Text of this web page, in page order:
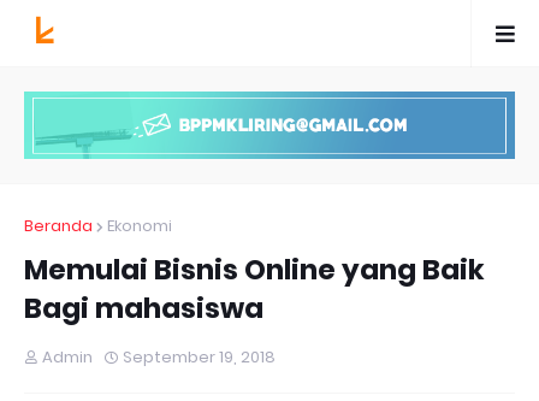
Beranda Ekonomi
Memulai Bisnis Online yang Baik
Bagi mahasiswa
Admin September 19, 2018